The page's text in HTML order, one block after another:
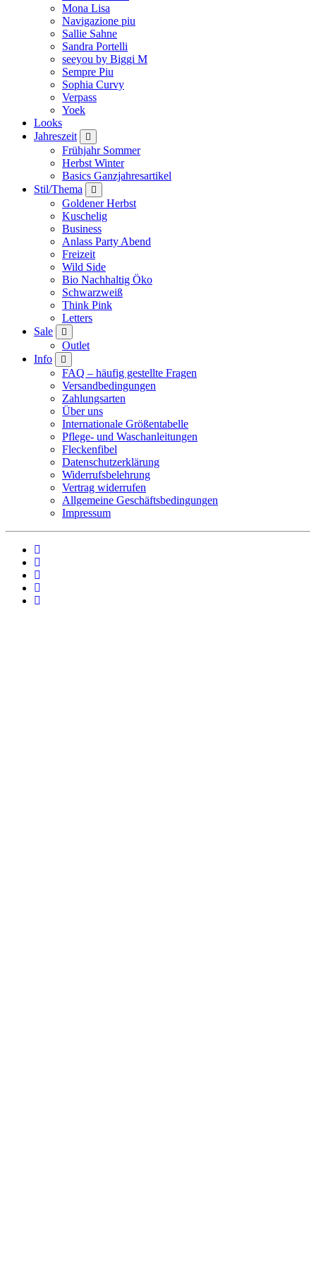
Mona Lisa
Navigazione piu
Sallie Sahne
Sandra Portelli
seeyou by Biggi M
Sempre Piu
Sophia Curvy
Verpass
Yoek
Looks
Jahreszeit
Frühjahr Sommer
Herbst Winter
Basics Ganzjahresartikel
Stil/Thema
Goldener Herbst
Kuschelig
Business
Anlass Party Abend
Freizeit
Wild Side
Bio Nachhaltig Öko
Schwarzweiß
Think Pink
Letters
Sale
Outlet
Info
FAQ – häufig gestellte Fragen
Versandbedingungen
Zahlungsarten
Über uns
Internationale Größentabelle
Pflege- und Waschanleitungen
Fleckenfibel
Datenschutzerklärung
Widerrufsbelehrung
Vertrag widerrufen
Allgemeine Geschäftsbedingungen
Impressum